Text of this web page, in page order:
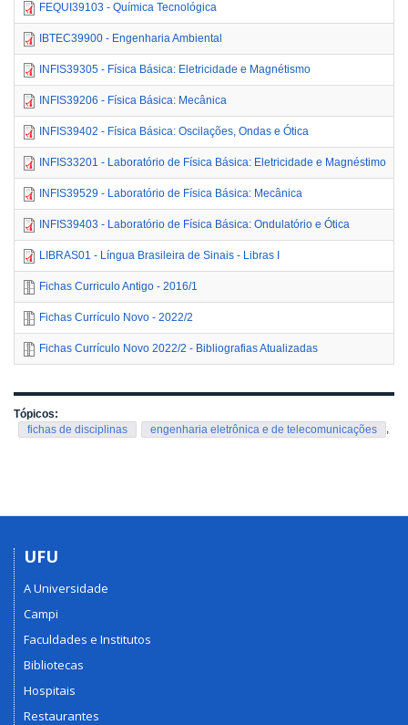
FEQUI39103 - Química Tecnológica
IBTEC39900 - Engenharia Ambiental
INFIS39305 - Física Básica: Eletricidade e Magnétismo
INFIS39206 - Física Básica: Mecânica
INFIS39402 - Física Básica: Oscilações, Ondas e Ótica
INFIS33201 - Laboratório de Física Básica: Eletricidade e Magnéstimo
INFIS39529 - Laboratório de Física Básica: Mecânica
INFIS39403 - Laboratório de Física Básica: Ondulatório e Ótica
LIBRAS01 - Língua Brasileira de Sinais - Libras I
Fichas Curriculo Antigo - 2016/1
Fichas Currículo Novo - 2022/2
Fichas Currículo Novo 2022/2 - Bibliografias Atualizadas
Tópicos:
fichas de disciplinas
,
engenharia eletrônica e de telecomunicações
UFU
A Universidade
Campi
Faculdades e Institutos
Bibliotecas
Hospitais
Restaurantes